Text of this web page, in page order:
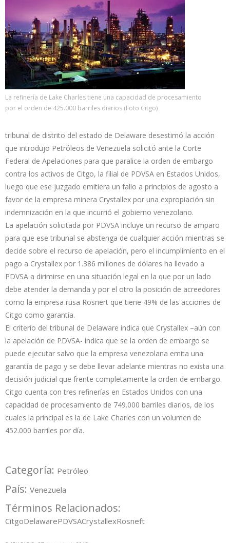
La refinería de Lake Charles tiene una capacidad de procesamiento
por el orden de 425.000 barriles diarios (Foto Citgo)
tribunal de distrito del estado de Delaware desestimó la acción
que introdujo Petróleos de Venezuela solicitó ante la Corte
Federal de Apelaciones para que paralice la orden de embargo
contra los activos de Citgo, la filial de PDVSA en Estados Unidos,
luego que ese juzgado emitiera un fallo a principios de agosto a
favor de la empresa minera Crystallex por una expropiación sin
indemnización en la que incurrió el gobierno venezolano.
La apelación solicitada por PDVSA incluye un recurso de amparo
para que ese tribunal se abstenga de cualquier acción mientras se
decide sobre el recurso de apelación, pero el incumplimiento en el
pago a Crystallex por 1.386 millones de dólares ha llevado a
PDVSA a dirimirse en una situación legal en la que por un lado
debe atender la demanda y por el otro la posición de acreedores
como la empresa rusa Rosnert que tiene 49% de las acciones de
Citgo como garantía.
El criterio del tribunal de Delaware indica que Crystallex –aún con
la apelación de PDVSA- indica que se la orden de embargo se
puede ejecutar salvo que la empresa venezolana emita una
garantía de pago y se debe llevar adelante mientras no exista una
decisión judicial que frente completamente la orden de embargo.
Citgo cuenta con tres refinerías en Estados Unidos con una
capacidad de procesamiento de 749.000 barriles diarios, de los
cuales la principal es la de Lake Charles con un volumen de
452.000 barriles por día.
Categoría: Petróleo
País: Venezuela
Términos Relacionados:
CitgoDelawarePDVSACrystallexRosneft